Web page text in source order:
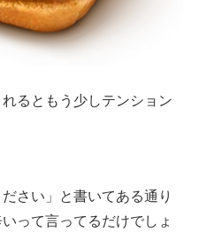
るともう少しテンション
さい」と書いてある通り
って言ってるだけでしょ